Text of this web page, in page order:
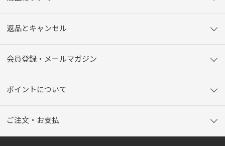
返品とキャンセル
会員登録・メールマガジン
ポイントについて
ご注文・お支払